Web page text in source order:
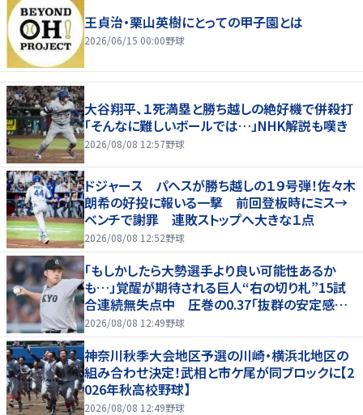
王貞治・栗山英樹にとっての甲子園とは
2026/06/15 00:00野球
大谷翔平、１死満塁と勝ち越しの絶好機で併殺打
「そんなに難しいボールでは…」NHK解説も嘆き
2026/08/08 12:57野球
ドジャース パヘスが勝ち越しの１９号弾！佐々木
朗希の好投に報いる一撃 前回登板時にミス→
ベンチで謝罪 連敗ストップへ大きな１点
2026/08/08 12:52野球
「もしかしたら大勢選手より良い可能性あるか
も…」覚醒が期待される巨人“右の切り札”15試
合連続無失点中 圧巻の0.37「抜群の安定感を
持っている」
2026/08/08 12:49野球
神奈川秋季大会地区予選の川崎・横浜北地区の
組み合わせ決定！武相と市ケ尾が同ブロックに【2
026年秋高校野球】
2026/08/08 12:49野球